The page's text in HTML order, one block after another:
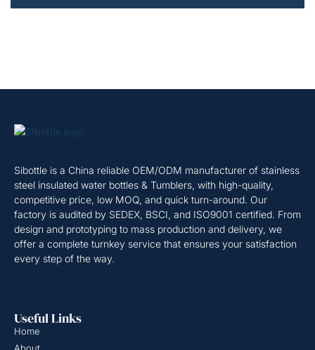
Sibottle is a China reliable OEM/ODM manufacturer of stainless
steel insulated water bottles & Tumblers, with high-quality,
competitive price, low MOQ, and quick turn-around. Our
factory is audited by SEDEX, BSCI, and ISO9001 certified. From
design and prototyping to mass production and delivery, we
offer a complete turnkey service that ensures your satisfaction
every step of the way.
Useful Links
Home